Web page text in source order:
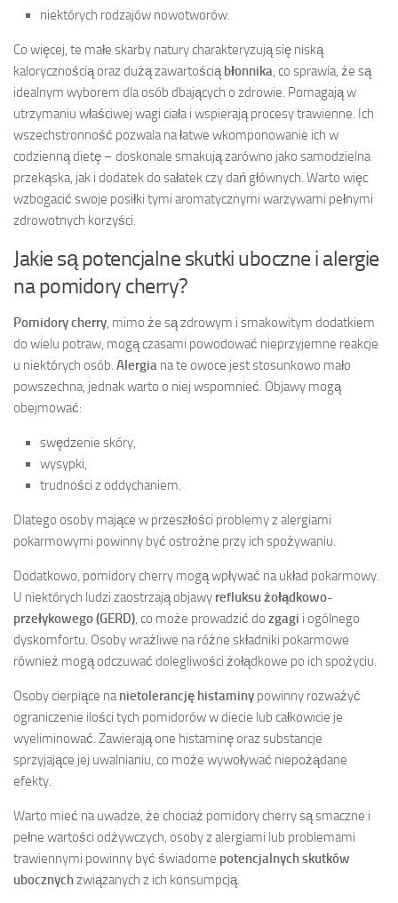
niektórych rodzajów nowotworów.
Co więcej, te małe skarby natury charakteryzują się niską
kalorycznością oraz dużą zawartościąbłonnika, co sprawia, że są
idealnym wyborem dla osób dbających o zdrowie. Pomagają w
utrzymaniu właściwej wagi ciała i wspierają procesy trawienne. Ich
wszechstronność pozwala na łatwe wkomponowanie ich w
codzienną dietę – doskonale smakują zarówno jako samodzielna
przekąska, jak i dodatek do sałatek czy dań głównych. Warto więc
wzbogacić swoje posiłki tymi aromatycznymi warzywami pełnymi
zdrowotnych korzyści.
Jakie są potencjalne skutki uboczne i alergie
na pomidory cherry?
Pomidory cherry, mimo że są zdrowym i smakowitym dodatkiem
do wielu potraw, mogą czasami powodować nieprzyjemne reakcje
u niektórych osób. Alergia na te owoce jest stosunkowo mało
powszechna, jednak warto o niej wspomnieć. Objawy mogą
obejmować:
swędzenie skóry,
wysypki,
trudności z oddychaniem.
Dlatego osoby mające w przeszłości problemy z alergiami
pokarmowymi powinny być ostrożne przy ich spożywaniu.
Dodatkowo, pomidory cherry mogą wpływać na układ pokarmowy.
U niektórych ludzi zaostrzają objawy refluksu żołądkowo-
przełykowego (GERD), co może prowadzić do zgagi i ogólnego
dyskomfortu. Osoby wrażliwe na różne składniki pokarmowe
również mogą odczuwać dolegliwości żołądkowe po ich spożyciu.
Osoby cierpiące nanietolerancję histaminy powinny rozważyć
ograniczenie ilości tych pomidorów w diecie lub całkowicie je
wyeliminować. Zawierają one histaminę oraz substancje
sprzyjające jej uwalnianiu, co może wywoływać niepożądane
efekty.
Warto mieć na uwadze, że chociaż pomidory cherry są smaczne i
pełne wartości odżywczych, osoby z alergiami lub problemami
trawiennymi powinny być świadome potencjalnych skutków
ubocznychzwiązanych z ich konsumpcją.